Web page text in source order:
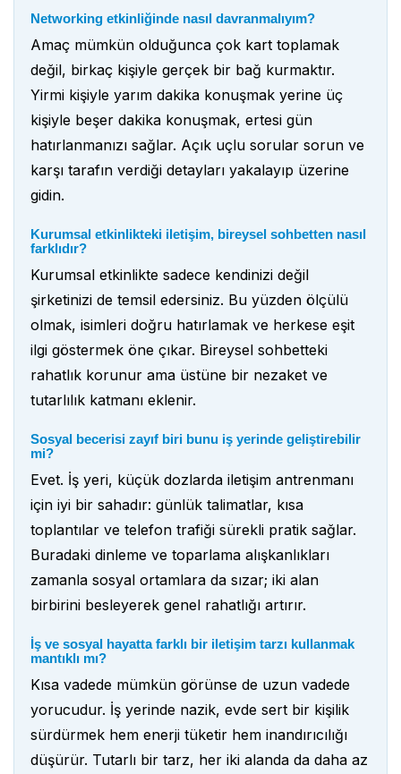
Networking etkinliğinde nasıl davranmalıyım?
Amaç mümkün olduğunca çok kart toplamak
değil, birkaç kişiyle gerçek bir bağ kurmaktır.
Yirmi kişiyle yarım dakika konuşmak yerine üç
kişiyle beşer dakika konuşmak, ertesi gün
hatırlanmanızı sağlar. Açık uçlu sorular sorun ve
karşı tarafın verdiği detayları yakalayıp üzerine
gidin.
Kurumsal etkinlikteki iletişim, bireysel sohbetten nasıl
farklıdır?
Kurumsal etkinlikte sadece kendinizi değil
şirketinizi de temsil edersiniz. Bu yüzden ölçülü
olmak, isimleri doğru hatırlamak ve herkese eşit
ilgi göstermek öne çıkar. Bireysel sohbetteki
rahatlık korunur ama üstüne bir nezaket ve
tutarlılık katmanı eklenir.
Sosyal becerisi zayıf biri bunu iş yerinde geliştirebilir
mi?
Evet. İş yeri, küçük dozlarda iletişim antrenmanı
için iyi bir sahadır: günlük talimatlar, kısa
toplantılar ve telefon trafiği sürekli pratik sağlar.
Buradaki dinleme ve toparlama alışkanlıkları
zamanla sosyal ortamlara da sızar; iki alan
birbirini besleyerek genel rahatlığı artırır.
İş ve sosyal hayatta farklı bir iletişim tarzı kullanmak
mantıklı mı?
Kısa vadede mümkün görünse de uzun vadede
yorucudur. İş yerinde nazik, evde sert bir kişilik
sürdürmek hem enerji tüketir hem inandırıcılığı
düşürür. Tutarlı bir tarz, her iki alanda da daha az